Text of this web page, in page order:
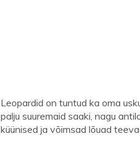
Leopardid on tuntud ka oma
palju suuremaid saaki, nagu
küünised ja võimsad lõuad